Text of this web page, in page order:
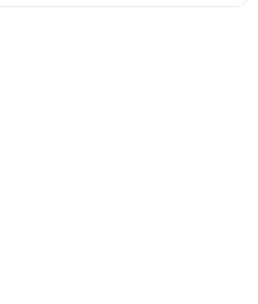
tanınmasını sağlar.
çözümdür.
sunar.